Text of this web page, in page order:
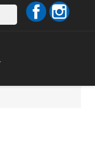
Facebook